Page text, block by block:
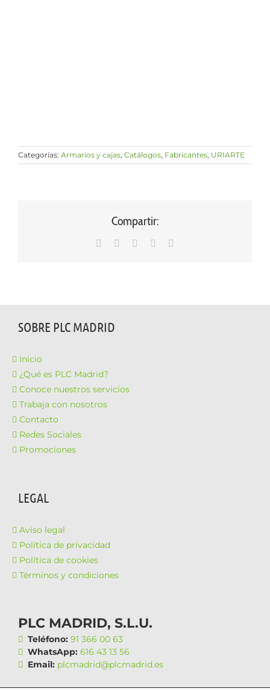
Categorías: Armarios y cajas, Catálogos, Fabricantes, URIARTE
Compartir:
WhatsAppLinkedInFacebook
SOBRE PLC MADRID
Inicio
¿Qué es PLC Madrid?
Conoce nuestros servicios
Trabaja con nosotros
Contacto
Redes Sociales
Promociones
LEGAL
Aviso legal
Política de privacidad
Política de cookies
Términos y condiciones
PLC MADRID, S.L.U.
Teléfono: 91 366 00 63
WhatsApp: 616 43 13 56
Email: plcmadrid@plcmadrid.es